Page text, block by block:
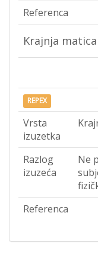
Referenca
Krajnja
REPEX
Vrsta
izuzetka
Razlog
izuzeća
Ne
Referenca